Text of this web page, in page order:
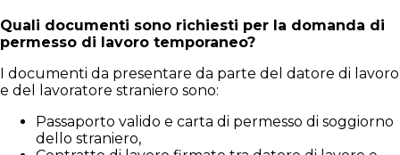
Quali documenti sono richiesti per la domanda di
permesso di lavoro temporaneo?
I documenti da presentare da parte del datore di lavoro
e del lavoratore straniero sono:
Passaporto valido e carta di permesso di soggiorno
dello straniero,